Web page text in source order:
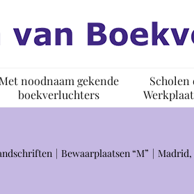
noodnaam gekende
boekverluchters
Scholen
Bewaarplaatsen “M” Madrid,